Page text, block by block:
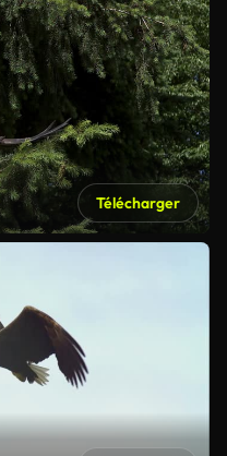
Télécharger